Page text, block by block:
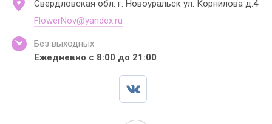
Свердловская обл. г. Новоуральск ул. Корнилова д.4
FlowerNov@yandex.ru
Без выходных
Ежедневно с 8:00 до 21:00